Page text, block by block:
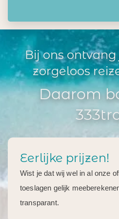
Bij ons
zorgeloos
Daarom
Eerlijke prijzen!
Wist je dat wij wel in al onze
toeslagen gelijk
transparant.